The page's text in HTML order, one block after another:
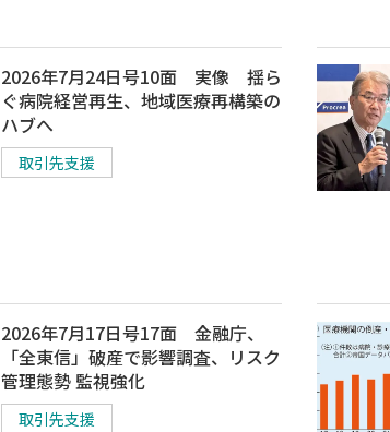
2026年7月24日号10面 実像 揺ら
ぐ病院経営再生、地域医療再構築の
ハブへ
取引先支援
2026年7月17日号17面 金融庁、
「全東信」破産で影響調査、リスク
管理態勢 監視強化
取引先支援